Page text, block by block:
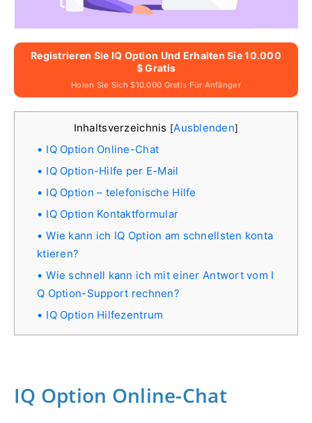
Registrieren Sie IQ Option Und Erhalten Sie 10.000
$ Gratis
Holen Sie Sich $10.000 Gratis Für Anfänger
Inhaltsverzeichnis [Ausblenden]
IQ Option Online-Chat
IQ Option-Hilfe per E-Mail
IQ Option – telefonische Hilfe
IQ Option Kontaktformular
Wie kann ich IQ Option am schnellsten konta
ktieren?
Wie schnell kann ich mit einer Antwort vom I
Q Option-Support rechnen?
IQ Option Hilfezentrum
IQ Option Online-Chat